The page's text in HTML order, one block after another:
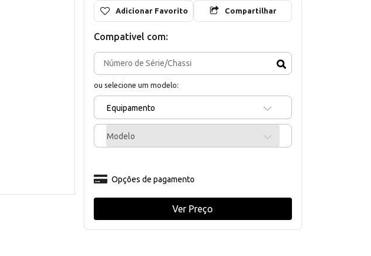
Adicionar Favorito Compartilhar
Compativel com:
ou selecione um modelo:
Equipamento
Modelo
Opções de pagamento
Ver Preço